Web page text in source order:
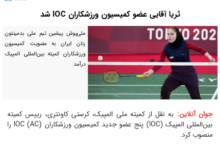
ثریا آقایی عضو کمیسیون ورزشکاران IOC شد
ملی‌پوش پیشین تیم ملی بدمینتون
زنان ایران به عضویت کمیسیون
ورزشکاران کمیته بین‌المللی المپیک
درآمد.
جوان آنلاین: به نقل از کمیته ملی المپیک، کرستی کاونتری، رییس کمیته
بین‌المللی المپیک (IOC) پنج عضو جدید کمیسیون ورزشکاران IOC (AC) را
منصوب کرد.